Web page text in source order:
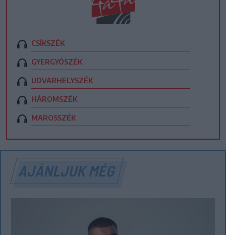
CSÍKSZÉK
GYERGYÓSZÉK
UDVARHELYSZÉK
HÁROMSZÉK
MAROSSZÉK
AJÁNLJUK MÉG